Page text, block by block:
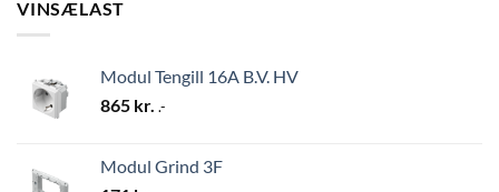
VINSÆLAST
Modul Tengill 16A B.V. HV
865 kr. .-
Modul Grind 3F